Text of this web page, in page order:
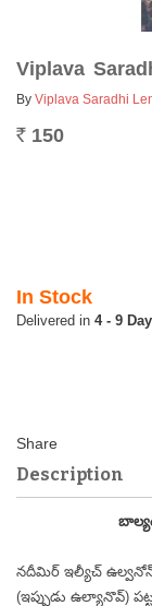
Viplava
By Viplava Saradhi
Rs. 150
In Stock
4 - 9
Description
నదీమిర్ ఇల్యీచ్ ఉల్వనోన్
(ఇప్పుడు ఉల్యానొవ్)